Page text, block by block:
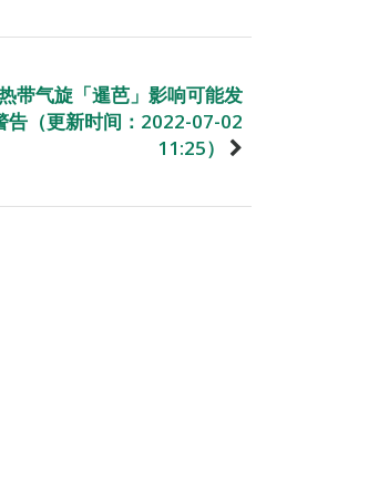
带气旋「暹芭」影响可能发
告（更新时间：2022-07-02
11:25）